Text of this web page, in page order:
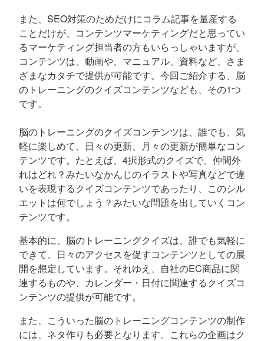
また、SEO対策のためだけにコラム記事を量産する
ことだけが、コンテンツマーケティングだと思ってい
るマーケティング担当者の方もいらっしゃいますが、
コンテンツは、動画や、マニュアル、資料など、さま
ざまなカタチで提供が可能です。今回ご紹介する、脳
のトレーニングのクイズコンテンツなども、その1つ
です。
脳のトレーニングのクイズコンテンツは、誰でも、気
軽に楽しめて、日々の更新、月々の更新が簡単なコン
テンツです。たとえば、4択形式のクイズで、仲間外
れはどれ？みたいなかんじのイラストや写真などで違
いを表現するクイズコンテンツであったり、このシル
エットは何でしょう？みたいな問題を出していくコン
テンツです。
基本的に、脳のトレーニングクイズは、誰でも気軽に
できて、日々のアクセスを促すコンテンツとしての展
開を想定しています。それゆえ、自社のEC商品に関
連するものや、カレンダー・日付に関連するクイズコ
ンテンツの提供が可能です。
また、こういった脳のトレーニングコンテンツの制作
には、ネタ作りも必要となります。これらの企画はク